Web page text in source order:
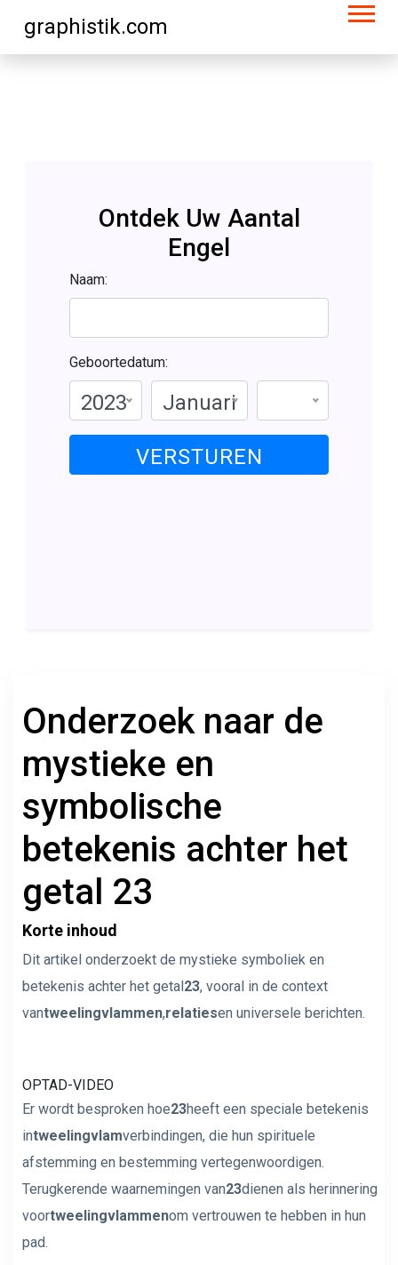
graphistik.com
Ontdek Uw Aantal
Engel
Naam:
Geboortedatum:
2023 Januari
VERSTUREN
Onderzoek naar de
mystieke en
symbolische
betekenis achter het
getal 23
Korte inhoud
Dit artikel onderzoekt de mystieke symboliek en
betekenis achter het getal23, vooral in de context
vantweelingvlammen,relatiesen universele berichten.
OPTAD-VIDEO
Er wordt besproken hoe23heeft een speciale betekenis
intweelingvlamverbindingen, die hun spirituele
afstemming en bestemming vertegenwoordigen.
Terugkerende waarnemingen van23dienen als herinnering
voortweelingvlammenom vertrouwen te hebben in hun
pad.